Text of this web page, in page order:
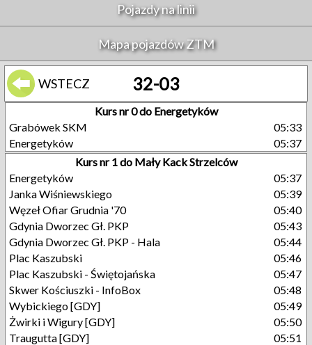
Pojazdy na linii
Mapa pojazdów ZTM
WSTECZ 32-03
Kurs nr 0 do Energetyków
Grabówek SKM
05:33
Energetyków
05:37
Kurs nr 1 do Mały Kack Strzelców
Energetyków
05:37
Janka Wiśniewskiego
05:39
Węzeł Ofiar Grudnia '70
05:40
Gdynia Dworzec Gł. PKP
05:43
Gdynia Dworzec Gł. PKP - Hala
05:44
Plac Kaszubski
05:46
Plac Kaszubski - Świętojańska
05:47
Skwer Kościuszki - InfoBox
05:48
Wybickiego [GDY]
05:49
Żwirki i Wigury [GDY]
05:50
Traugutta [GDY]
05:51